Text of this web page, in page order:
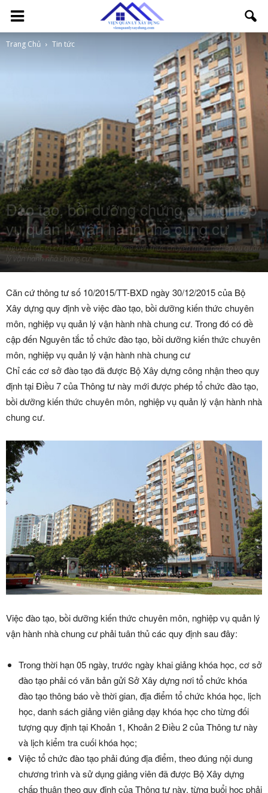
Trang Chủ Tin tức
Tin tức
Đào tạo, bồi dưỡng chứng chỉ nghiệp
vụ quản lý vận hành nhà cung cư
Nguyên tắc tổ chức đào tạo, bồi dưỡng kiến thức chuyên môn, nghiệp vụ quản
lý vận hành nhà chung cư
3425
Căn cứ thông tư số 10/2015/TT-BXD ngày 30/12/2015 của Bộ
Xây dựng quy định về việc đào tạo, bồi dưỡng kiến thức chuyên
môn, nghiệp vụ quản lý vận hành nhà chung cư. Trong đó có đề
cập đến Nguyên tắc tổ chức đào tạo, bồi dưỡng kiến thức chuyên
môn, nghiệp vụ quản lý vận hành nhà chung cư
Chỉ các cơ sở đào tạo đã được Bộ Xây dựng công nhận theo quy
định tại Điều 7 của Thông tư này mới được phép tổ chức đào tạo,
bồi dưỡng kiến thức chuyên môn, nghiệp vụ quản lý vận hành nhà
chung cư.
Việc đào tạo, bồi dưỡng kiến thức chuyên môn, nghiệp vụ quản lý
vận hành nhà chung cư phải tuân thủ các quy định sau đây:
Trong thời hạn 05 ngày, trước ngày khai giảng khóa học, cơ sở
đào tạo phải có văn bản gửi Sở Xây dựng nơi tổ chức khóa
đào tạo thông báo về thời gian, địa điểm tổ chức khóa học, lịch
học, danh sách giảng viên giảng dạy khóa học cho từng đối
tượng quy định tại Khoản 1, Khoản 2 Điều 2 của Thông tư này
và lịch kiểm tra cuối khóa học;
Việc tổ chức đào tạo phải đúng địa điểm, theo đúng nội dung
chương trình và sử dụng giảng viên đã được Bộ Xây dựng
chấp thuận theo quy định của Thông tư này, từng buổi học phải